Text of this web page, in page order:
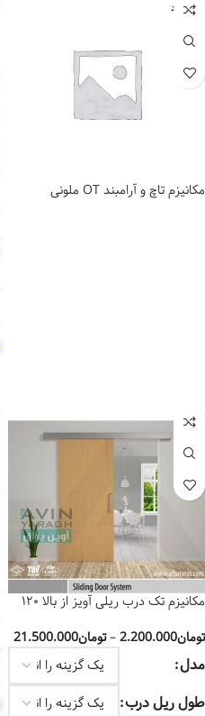
ناموجود
مکانیزم تاچ و آرامبند OT ملونی
مکانیزم تک درب ریلی آویز از بالا ۱۲۰
تومان2.200.000
–تومان21.500.000
مدل
طول ریل درب